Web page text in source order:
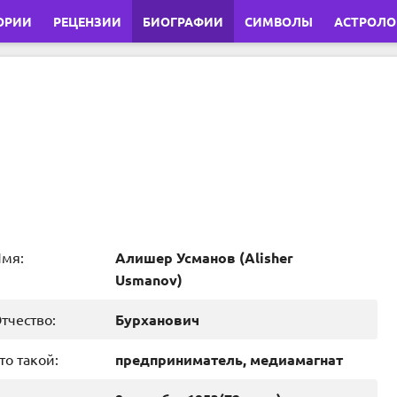
РЕЦЕНЗИИ БИОГРАФИИ СИМВОЛЫ
Алишер Усманов (Alisher
Usmanov)
Бурханович
такой: предприниматель, медиамагнат